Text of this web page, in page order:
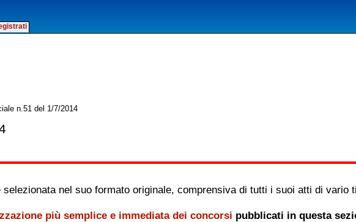
n.51 del 1/7/2014
nel suo formato originale, comprensiva di tutti i suoi atti di vario
più semplice e immediata dei concorsi pubblicati in questa